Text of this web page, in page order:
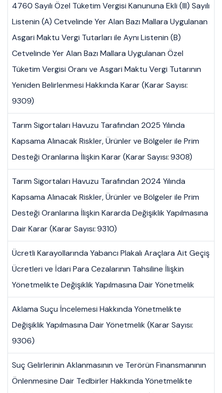
4760 Sayılı Özel Tüketim Vergisi Kanununa Ekli (III) Sayılı
Listenin (A) Cetvelinde Yer Alan Bazı Mallara Uygulanan
Asgari Maktu Vergi Tutarları ile Aynı Listenin (B)
Cetvelinde Yer Alan Bazı Mallara Uygulanan Özel
Tüketim Vergisi Oranı ve Asgari Maktu Vergi Tutarının
Yeniden Belirlenmesi Hakkında Karar (Karar Sayısı:
9309)
Tarım Sigortaları Havuzu Tarafından 2025 Yılında
Kapsama Alınacak Riskler, Ürünler ve Bölgeler ile Prim
Desteği Oranlarına İlişkin Karar (Karar Sayısı: 9308)
Tarım Sigortaları Havuzu Tarafından 2024 Yılında
Kapsama Alınacak Riskler, Ürünler ve Bölgeler ile Prim
Desteği Oranlarına İlişkin Kararda Değişiklik Yapılmasına
Dair Karar (Karar Sayısı: 9310)
Ücretli Karayollarında Yabancı Plakalı Araçlara Ait Geçiş
Ücretleri ve İdari Para Cezalarının Tahsiline İlişkin
Yönetmelikte Değişiklik Yapılmasına Dair Yönetmelik
Aklama Suçu İncelemesi Hakkında Yönetmelikte
Değişiklik Yapılmasına Dair Yönetmelik (Karar Sayısı:
9306)
Suç Gelirlerinin Aklanmasının ve Terörün Finansmanının
Önlenmesine Dair Tedbirler Hakkında Yönetmelikte